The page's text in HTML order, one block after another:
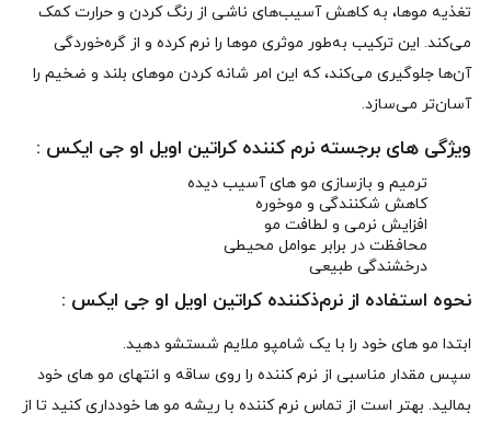
تغذیه موها، به کاهش آسیب‌های ناشی از رنگ کردن و حرارت کمک
می‌کند. این ترکیب به‌طور موثری موها را نرم کرده و از گره‌خوردگی
آن‌ها جلوگیری می‌کند، که این امر شانه کردن موهای بلند و ضخیم را
آسان‌تر می‌سازد.
ویژگی های برجسته نرم‌ کننده کراتین اویل او جی ایکس :
ترمیم و بازسازی مو های آسیب‌ دیده
کاهش شکنندگی و موخوره
افزایش نرمی و لطافت مو
محافظت در برابر عوامل محیطی
درخشندگی طبیعی
نحوه استفاده از نرم‌ذکننده کراتین اویل او جی ایکس :
ابتدا مو های خود را با یک شامپو ملایم شستشو دهید.
سپس مقدار مناسبی از نرم‌ کننده را روی ساقه و انتهای مو های خود
بمالید. بهتر است از تماس نرم‌ کننده با ریشه مو ها خودداری کنید تا از